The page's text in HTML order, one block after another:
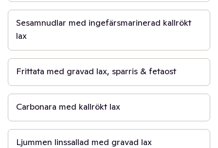
Sesamnudlar med ingefärsmarinerad kallrökt
lax
30 min
Frittata med gravad lax, sparris & fetaost
15 min
Carbonara med kallrökt lax
30 min
Ljummen linssallad med gravad lax